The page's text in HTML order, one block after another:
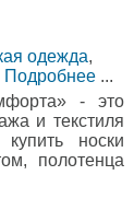
одежда,
Подробнее ...
- это
и текстиля
носки
полотенца